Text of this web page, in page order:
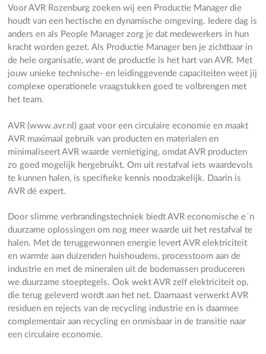
Voor AVR Rozenburg zoeken wij een Productie Manager die
houdt van een hectische en dynamische omgeving. Iedere dag is
anders en als People Manager zorg je dat medewerkers in hun
kracht worden gezet. Als Productie Manager ben je zichtbaar in
de hele organisatie, want de productie is het hart van AVR. Met
jouw unieke technische- en leidinggevende capaciteiten weet jij
complexe operationele vraagstukken goed te volbrengen met
het team.
AVR (www.avr.nl) gaat voor een circulaire economie en maakt
AVR maximaal gebruik van producten en materialen en
minimaliseert AVR waarde vernietiging, omdat AVR producten
zo goed mogelijk hergebruikt. Om uit restafval iets waardevols
te kunnen halen, is specifieke kennis noodzakelijk. Daarin is
AVR dé expert.
Door slimme verbrandingstechniek biedt AVR economische e´n
duurzame oplossingen om nog meer waarde uit het restafval te
halen. Met de teruggewonnen energie levert AVR elektriciteit
en warmte aan duizenden huishoudens, processtoom aan de
industrie en met de mineralen uit de bodemassen produceren
we duurzame stoeptegels. Ook wekt AVR zelf elektriciteit op,
die terug geleverd wordt aan het net. Daarnaast verwerkt AVR
residuen en rejects van de recycling industrie en is daarmee
complementair aan recycling en onmisbaar in de transitie naar
een circulaire economie.